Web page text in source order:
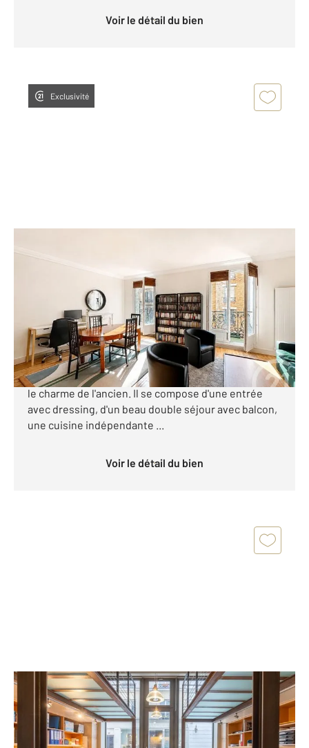
Voir le détail du bien
Exclusivité
53,07 m
Appartement F3 à vendre
529 000 €
RUE FRIANT - PARIS 14 Appartement 3 pièces, 1
chambre, 53 m² entièrement refait à neuf avec tout
le charme de l'ancien. Il se compose d'une entrée
avec dressing, d'un beau double séjour avec balcon,
une cuisine indépendante ...
Voir le détail du bien
PARIS 75007
61 m2, 3 pièces
Ref : 20839
Appartement Duplex à vendre